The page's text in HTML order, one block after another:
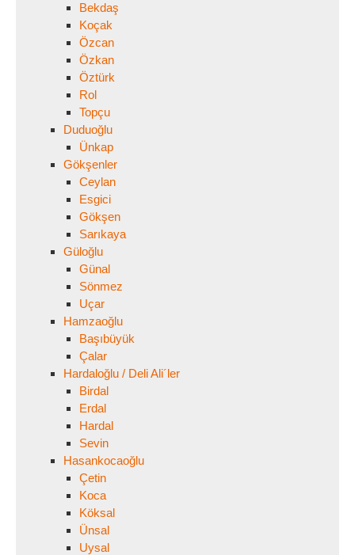
Bekdaş
Koçak
Özcan
Özkan
Öztürk
Rol
Topçu
Duduoğlu
Ünkap
Gökşenler
Ceylan
Esgici
Gökşen
Sarıkaya
Güloğlu
Günal
Sönmez
Uçar
Hamzaoğlu
Başıbüyük
Çalar
Hardaloğlu / Deli Ali´ler
Birdal
Erdal
Hardal
Sevin
Hasankocaoğlu
Çetin
Koca
Köksal
Ünsal
Uysal